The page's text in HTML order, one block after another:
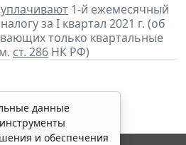
уплачивают 1-й ежемесячный
за I квартал 2021 г. (об
только квартальные
ст. 286 НК РФ)
данные
и обеспечения